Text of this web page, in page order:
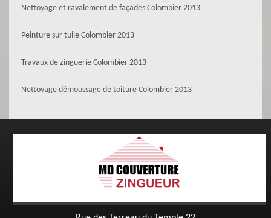
Nettoyage et ravalement de façades Colombier 2013
Peinture sur tuile Colombier 2013
Travaux de zinguerie Colombier 2013
Nettoyage démoussage de toiture Colombier 2013